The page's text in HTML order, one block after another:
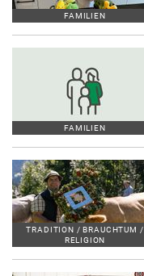
FAMILIEN
FAMILIEN
TRADITION / BRAUCHTUM /
RELIGION